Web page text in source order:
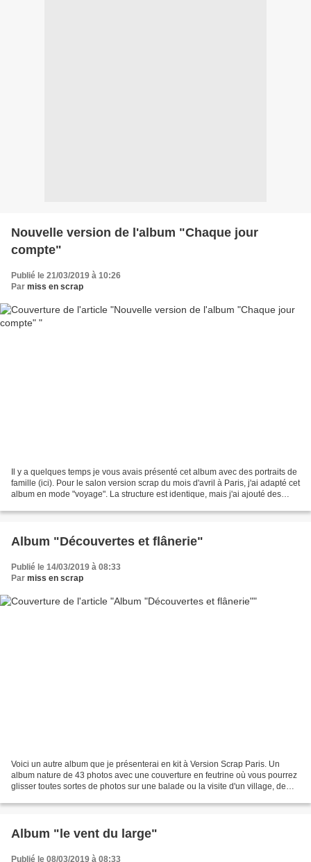
Nouvelle version de l'album "Chaque jour
compte"
Publié le 21/03/2019 à 10:26
Par miss en scrap
Il y a quelques temps je vous avais présenté cet album avec des portraits de
famille (ici). Pour le salon version scrap du mois d'avril à Paris, j'ai adapté cet
album en mode "voyage". La structure est identique, mais j'ai ajouté des
Album "Découvertes et flânerie"
Publié le 14/03/2019 à 08:33
Par miss en scrap
Voici un autre album que je présenterai en kit à Version Scrap Paris. Un
album nature de 43 photos avec une couverture en feutrine où vous pourrez
glisser toutes sortes de photos sur une balade ou la visite d'un village, de
Album "le vent du large"
Publié le 08/03/2019 à 08:33